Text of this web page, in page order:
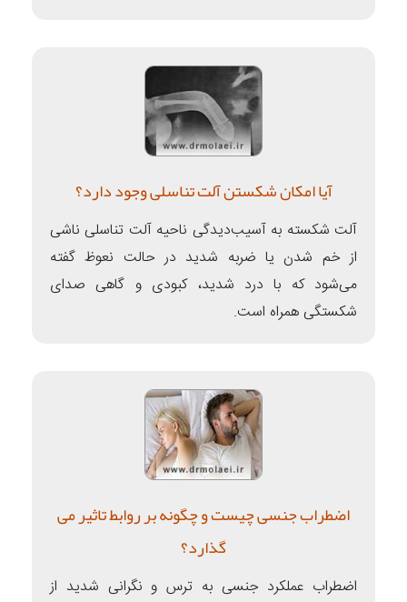
آیا امکان شکستن آلت تناسلی وجود دارد؟
آلت شکسته به آسیب‌دیدگی ناحیه آلت تناسلی ناشی
از خم شدن یا ضربه شدید در حالت نعوظ گفته
می‌شود که با درد شدید، کبودی و گاهی صدای
شکستگی همراه است.
اضطراب جنسی چیست و چگونه بر روابط تاثیر می
گذارد؟
اضطراب عملکرد جنسی به ترس و نگرانی شدید از